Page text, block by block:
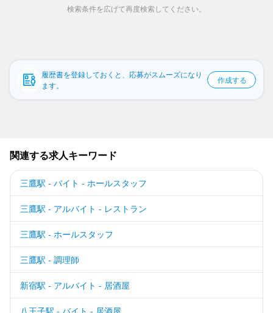
検索履歴・保存した条件
WEB履歴書
スカウト・メルマガ受信設定
掲載をご検討の店舗様へ
食べログ求人PRESS
利用規約
企業情報
検索条件を広げて再度検索してください。
履歴書を登録しておくと、応募がスムーズになり
ます。
作成する
関連する求人キーワード
三鷹駅 - バイト - ホールスタッフ
三鷹駅 - アルバイト - レストラン
三鷹駅 - ホールスタッフ
三鷹駅 - 調理師
新宿駅 - アルバイト - 居酒屋
八王子駅 - バイト - 居酒屋